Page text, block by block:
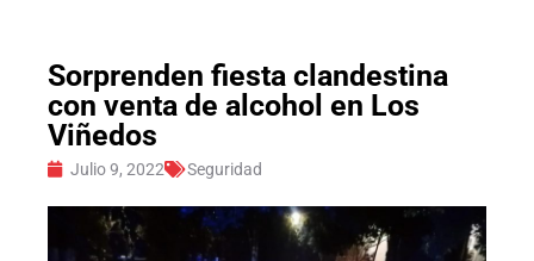
Sorprenden fiesta clandestina
con venta de alcohol en Los
Viñedos
Julio 9, 2022 Seguridad